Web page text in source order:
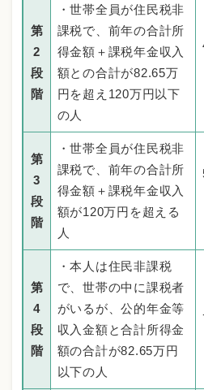
第
2
段
階
・世帯全員が住民税非
課税で、前年の合計所
得金額＋課税年金収入
額との合計が82.65万
円を超え120万円以下
の人
第
3
段
階
・世帯全員が住民税非
課税で、前年の合計所
得金額＋課税年金収入
額が120万円を超える
人
第
4
段
階
・本人は住民非課税
で、世帯の中に課税者
がいるが、公的年金等
収入金額と合計所得金
額の合計が82.65万円
以下の人